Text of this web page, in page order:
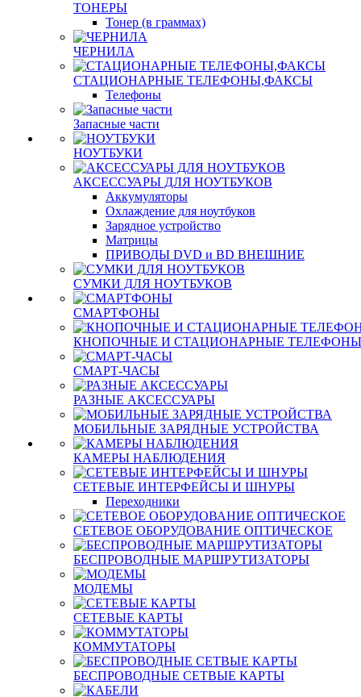
ТОНЕРЫ
Тонер (в граммах)
ЧЕРНИЛА
СТАЦИОНАРНЫЕ ТЕЛЕФОНЫ,ФАКСЫ
Телефоны
Запасные части
НОУТБУКИ
АКСЕССУАРЫ ДЛЯ НОУТБУКОВ
Аккумуляторы
Охлаждение для ноутбуков
Зарядное устройство
Матрицы
ПРИВОДЫ DVD и BD ВНЕШНИЕ
СУМКИ ДЛЯ НОУТБУКОВ
СМАРТФОНЫ
КНОПОЧНЫЕ И СТАЦИОНАРНЫЕ ТЕЛЕФОНЫ
СМАРТ-ЧАСЫ
РАЗНЫЕ АКСЕССУАРЫ
МОБИЛЬНЫЕ ЗАРЯДНЫЕ УСТРОЙСТВА
КАМЕРЫ НАБЛЮДЕНИЯ
СЕТЕВЫЕ ИНТЕРФЕЙСЫ И ШНУРЫ
Переходники
СЕТЕВОЕ ОБОРУДОВАНИЕ ОПТИЧЕСКОЕ
БЕСПРОВОДНЫЕ МАРШРУТИЗАТОРЫ
МОДЕМЫ
СЕТЕВЫЕ КАРТЫ
КОММУТАТОРЫ
БЕСПРОВОДНЫЕ СЕТВЫЕ КАРТЫ